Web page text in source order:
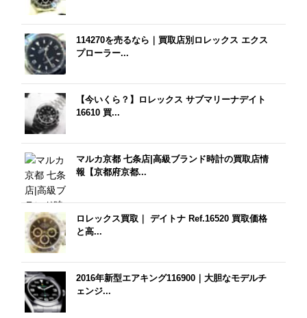
114270を売るなら｜買取店別ロレックス エクス
プローラー...
【今いくら？】ロレックス サブマリーナデイト
16610 買...
マルカ京都 七条店|高級ブランド時計の買取店情
報【京都府京都...
ロレックス買取｜ デイトナ Ref.16520 買取価格
と高...
2016年新型エアキング116900｜大胆なモデルチ
ェンジ...